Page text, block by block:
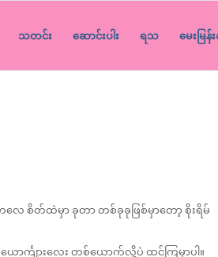
သတင်း ဆောင်းပါး ရသ မေးမြန်
လေ စိတ်ထဲမှာ ခုတာ တစ်ခုခုဖြစ်မှာတော့ စိုးရိမ်
ာင်္ကျားလေး တစ်ယောက်လို့ပဲ ထင်ကြမှာပါ။